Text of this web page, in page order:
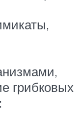
грибковых